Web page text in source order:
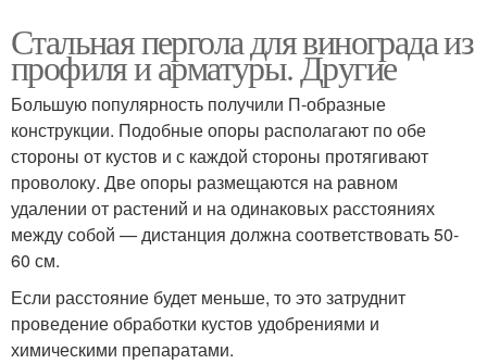
Стальная пергола для винограда из
профиля и арматуры. Другие
Большую популярность получили П-образные
конструкции. Подобные опоры располагают по обе
стороны от кустов и с каждой стороны протягивают
проволоку. Две опоры размещаются на равном
удалении от растений и на одинаковых расстояниях
между собой — дистанция должна соответствовать 50-
60 см.
Если расстояние будет меньше, то это затруднит
проведение обработки кустов удобрениями и
химическими препаратами.